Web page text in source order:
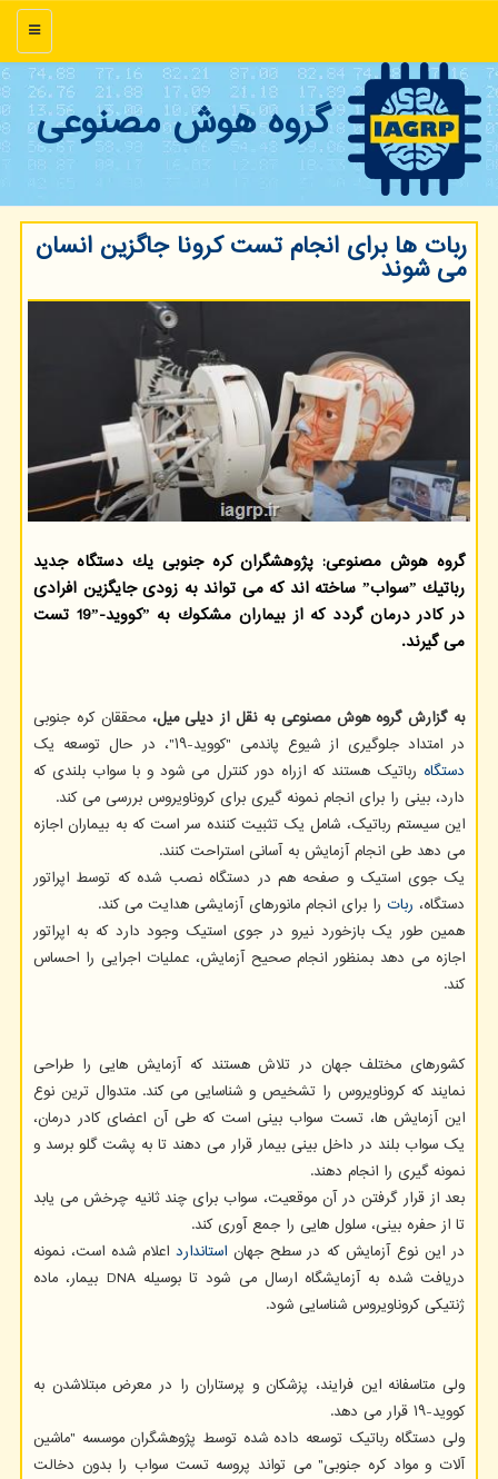
منو
گروه هوش مصنوعی
ربات ها برای انجام تست كرونا جاگزین انسان
می شوند
گروه هوش مصنوعی: پژوهشگران كره جنوبی یك دستگاه جدید
رباتیك ˮسوابˮ ساخته اند كه می تواند به زودی جایگزین افرادی
در كادر درمان گردد كه از بیماران مشكوك به ˮكووید-19ˮ تست
می گیرند.
به گزارش گروه هوش مصنوعی به نقل از دیلی میل،محققان کره جنوبی
در امتداد جلوگیری از شیوع پاندمی "کووید-۱۹"، در حال توسعه یک
دستگاه رباتیک هستند که ازراه دور کنترل می شود و با سواب بلندی که
دارد، بینی را برای انجام نمونه گیری برای کروناویروس بررسی می کند.
این سیستم رباتیک، شامل یک تثبیت کننده سر است که به بیماران اجازه
می دهد طی انجام آزمایش به آسانی استراحت کنند.
یک جوی استیک و صفحه هم در دستگاه نصب شده که توسط اپراتور
دستگاه، ربات را برای انجام مانورهای آزمایشی هدایت می کند.
همین طور یک بازخورد نیرو در جوی استیک وجود دارد که به اپراتور
اجازه می دهد بمنظور انجام صحیح آزمایش، عملیات اجرایی را احساس
کند.
کشورهای مختلف جهان در تلاش هستند که آزمایش هایی را طراحی
نمایند که کروناویروس را تشخیص و شناسایی می کند. متدوال ترین نوع
این آزمایش ها، تست سواب بینی است که طی آن اعضای کادر درمان،
یک سواب بلند در داخل بینی بیمار قرار می دهند تا به پشت گلو برسد و
نمونه گیری را انجام دهند.
بعد از قرار گرفتن در آن موقعیت، سواب برای چند ثانیه چرخش می یابد
تا از حفره بینی، سلول هایی را جمع آوری کند.
در این نوع آزمایش که در سطح جهاناستاندارد اعلام شده است، نمونه
دریافت شده به آزمایشگاه ارسال می شود تا بوسیله DNA بیمار، ماده
ژنتیکی کروناویروس شناسایی شود.
ولی متاسفانه این فرایند، پزشکان و پرستاران را در معرض مبتلاشدن به
کووید-۱۹ قرار می دهد.
ولی دستگاه رباتیک توسعه داده شده توسط پژوهشگران موسسه "ماشین
آلات و مواد کره جنوبی" می تواند پروسه تست سواب را بدون دخالت